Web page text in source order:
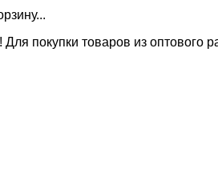
покупки товаров из оптового